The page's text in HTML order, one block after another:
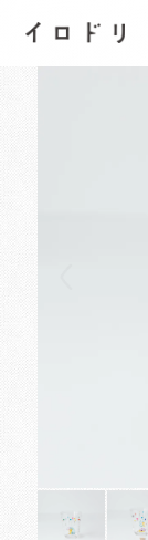
イロドリ